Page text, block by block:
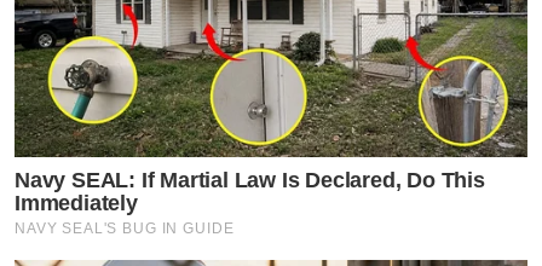
Navy SEAL: If Martial Law Is Declared, Do This
Immediately
NAVY SEAL'S BUG IN GUIDE